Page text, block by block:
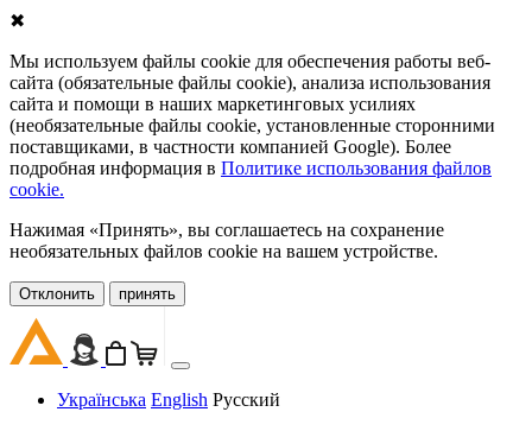
✖
Мы используем файлы cookie для обеспечения работы веб-
сайта (обязательные файлы cookie), анализа использования
сайта и помощи в наших маркетинговых усилиях
(необязательные файлы cookie, установленные сторонними
поставщиками, в частности компанией Google). Более
подробная информация в Политике использования файлов
cookie.
Нажимая «Принять», вы соглашаетесь на сохранение
необязательных файлов cookie на вашем устройстве.
Oтклонить принять
Українська English Русский